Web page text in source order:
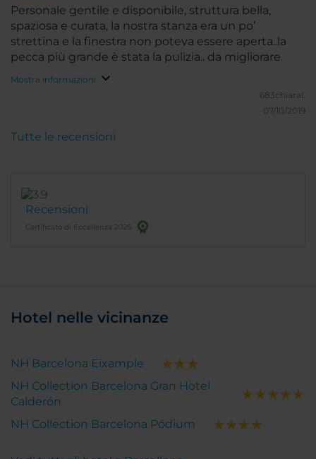
Personale gentile e disponibile, struttura bella,
spaziosa e curata, la nostra stanza era un po’
strettina e la finestra non poteva essere aperta..la
pecca più grande è stata la pulizia.. da migliorare.
Mostra informazioni
683chiaral.
07/10/2019
Recensioni
Certificato di Eccellenza 2025
Tutte le recensioni
Hotel nelle vicinanze
NH Barcelona Eixample
NH Collection Barcelona Gran Hotel
Calderón
NH Collection Barcelona Pódium